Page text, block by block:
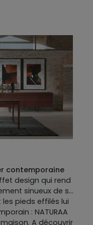
contemporaine
design qui rend
sinueux de sa
pieds effilés lui
: NATURAA
A découvrir